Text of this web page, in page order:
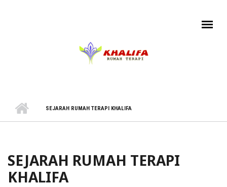
SEJARAH RUMAH TERAPI KHALIFA
SEJARAH RUMAH TERAPI
KHALIFA